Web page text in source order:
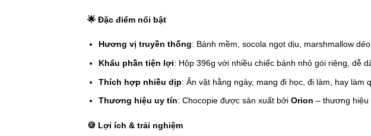
🌟 Đặc điểm nổi bật
Hương vị truyền thống: Bánh mềm, socola ngọt dịu, marshmallow
Khẩu phần tiện lợi: Hộp 396g với nhiều chiếc bánh nhỏ gói riêng, dễ
Thích hợp nhiều dịp: Ăn vặt hằng ngày, mang đi học, đi làm, hay làm
Thương hiệu uy tín: Chocopie được sản xuất bởi Orion – thương hiệu
🍪 Lợi ích & trải nghiệm